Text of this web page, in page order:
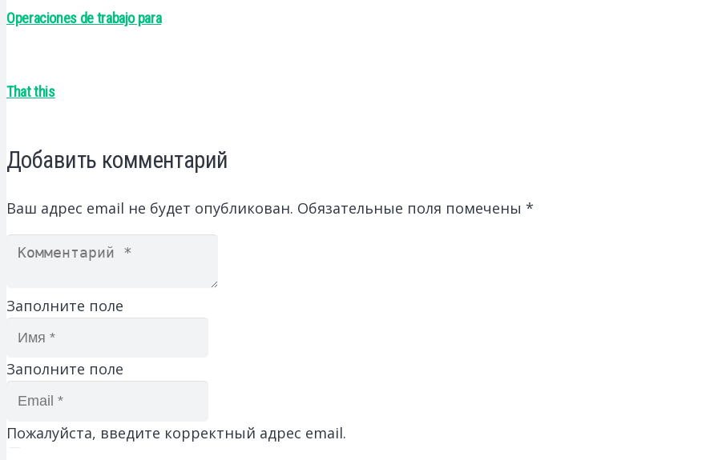
Operaciones de trabajo para
That this
Добавить комментарий
Ваш адрес email не будет опубликован. Обязательные поля помечены *
Заполните поле
Заполните поле
Пожалуйста, введите корректный адрес email.